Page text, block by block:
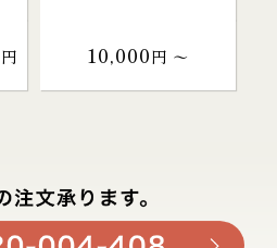
円 10,000円 〜